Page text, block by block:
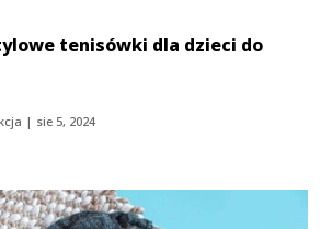
tenisówki dla dzieci do
| sie 5, 2024